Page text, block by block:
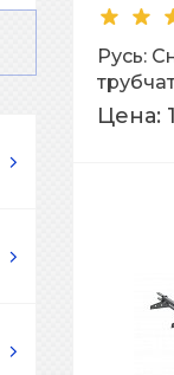
Русь:
L=3м
Цена: